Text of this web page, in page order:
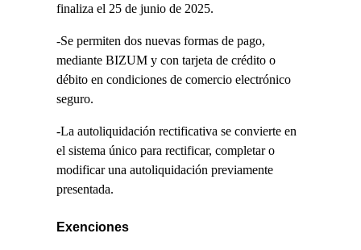
finaliza el 25 de junio de 2025.
-Se permiten dos nuevas formas de pago,
mediante BIZUM y con tarjeta de crédito o
débito en condiciones de comercio electrónico
seguro.
-La autoliquidación rectificativa se convierte en
el sistema único para rectificar, completar o
modificar una autoliquidación previamente
presentada.
Exenciones